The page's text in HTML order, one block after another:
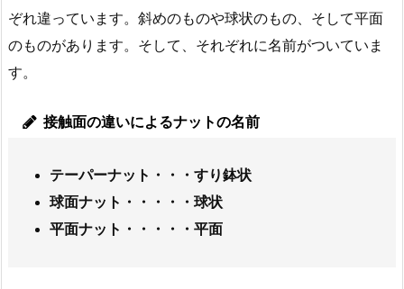
ぞれ違っています。斜めのものや球状のもの、そして平面
のものがあります。そして、それぞれに名前がついていま
す。
接触面の違いによるナットの名前
テーパーナット・・・すり鉢状
球面ナット・・・・・球状
平面ナット・・・・・平面